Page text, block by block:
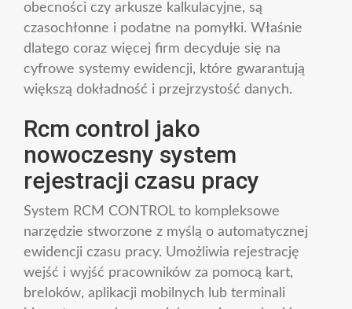
obecności czy arkusze kalkulacyjne, są
czasochłonne i podatne na pomyłki. Właśnie
dlatego coraz więcej firm decyduje się na
cyfrowe systemy ewidencji, które gwarantują
większą dokładność i przejrzystość danych.
Rcm control jako
nowoczesny system
rejestracji czasu pracy
System RCM CONTROL to kompleksowe
narzędzie stworzone z myślą o automatycznej
ewidencji czasu pracy. Umożliwia rejestrację
wejść i wyjść pracowników za pomocą kart,
breloków, aplikacji mobilnych lub terminali